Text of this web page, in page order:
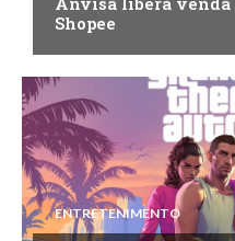
Shopee
ENTRETENIMENTO